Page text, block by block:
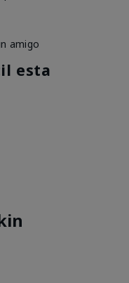
amigo
esta